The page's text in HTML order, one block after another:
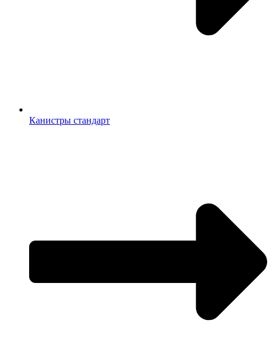
Канистры стандарт